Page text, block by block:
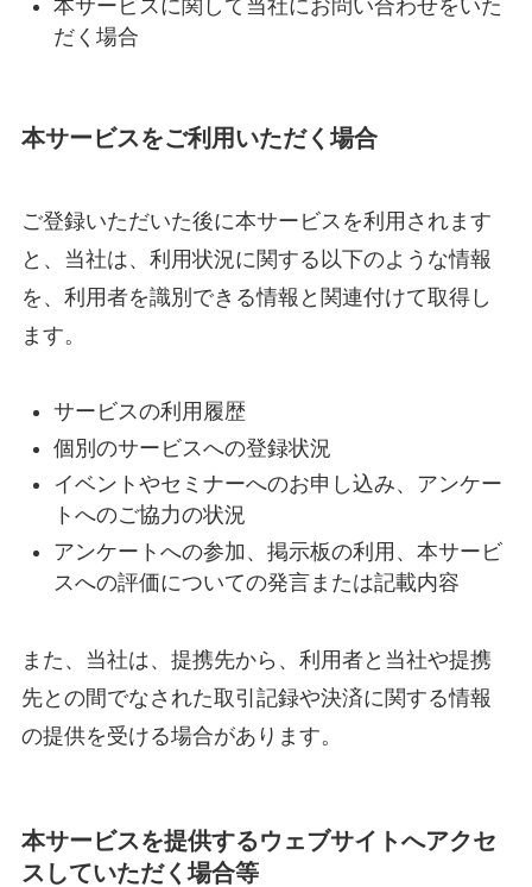
本サービスに関して当社にお問い合わせをいた
だく場合
本サービスをご利用いただく場合
ご登録いただいた後に本サービスを利用されます
と、当社は、利用状況に関する以下のような情報
を、利用者を識別できる情報と関連付けて取得し
ます。
サービスの利用履歴
個別のサービスへの登録状況
イベントやセミナーへのお申し込み、アンケー
トへのご協力の状況
アンケートへの参加、掲示板の利用、本サービ
スへの評価についての発言または記載内容
また、当社は、提携先から、利用者と当社や提携
先との間でなされた取引記録や決済に関する情報
の提供を受ける場合があります。
本サービスを提供するウェブサイトへアクセ
スしていただく場合等